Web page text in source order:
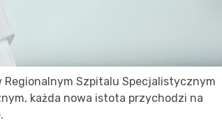
Regionalnym Szpitalu Specjalistycznym
każda nowa istota przychodzi na